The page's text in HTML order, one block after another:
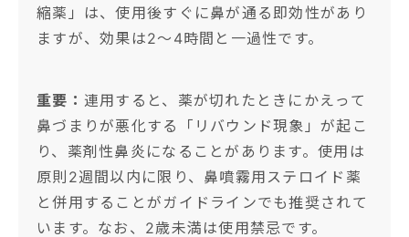
縮薬」は、使用後すぐに鼻が通る即効性があり
ますが、効果は2〜4時間と一過性です。
重要： 連用すると、薬が切れたときにかえって
鼻づまりが悪化する「リバウンド現象」が起こ
り、薬剤性鼻炎になることがあります。使用は
原則2週間以内に限り、鼻噴霧用ステロイド薬
と併用することがガイドラインでも推奨されて
います。なお、2歳未満は使用禁忌です。